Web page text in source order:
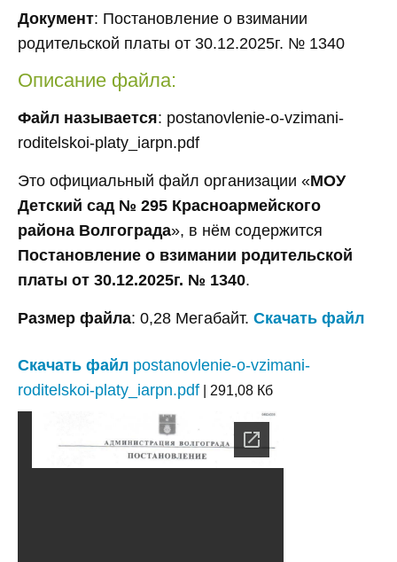
Документ: Постановление о взимании
родительской платы от 30.12.2025г. № 1340
Описание файла:
Файл называется: postanovlenie-o-vzimani-
roditelskoi-platy_iarpn.pdf
Это официальный файл организации «МОУ
Детский сад № 295 Красноармейского
района Волгограда», в нём содержится
Постановление о взимании родительской
платы от 30.12.2025г. № 1340.
Размер файла: 0,28 Мегабайт. Скачать файл
Скачать файл postanovlenie-o-vzimani-
roditelskoi-platy_iarpn.pdf | 291,08 Кб